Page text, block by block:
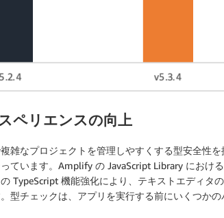
ペリエンスの向上
雑なプロジェクトを管理しやすくする型安全性
ています。Amplify の JavaScript Library におけ
TypeScript 機能強化により、テキストエディタ
型チェックは、アプリを実行する前にいくつかの